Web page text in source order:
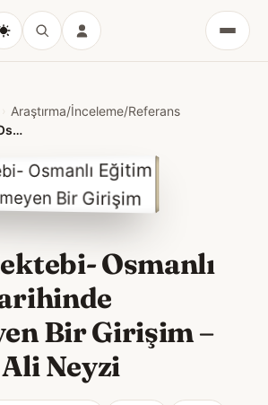
Menü
Araştırma/İnceleme/Referans
Aşiret Mektebi- Osmanlı Eğitim Tarihinde Bilinmeyen Bir Girişim
Osmanlı
Bir Girişim–
Neyzi